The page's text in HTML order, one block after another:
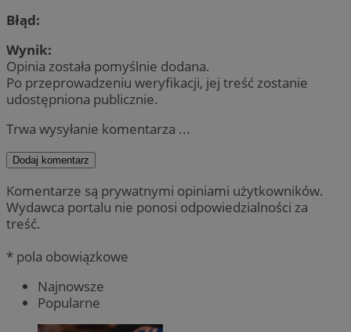
Błąd:
Wynik:
Opinia została pomyślnie dodana.
Po przeprowadzeniu weryfikacji, jej treść zostanie
udostępniona publicznie.
Trwa wysyłanie komentarza ...
Dodaj komentarz
Komentarze są prywatnymi opiniami użytkowników.
Wydawca portalu nie ponosi odpowiedzialności za
treść.
* pola obowiązkowe
Najnowsze
Popularne